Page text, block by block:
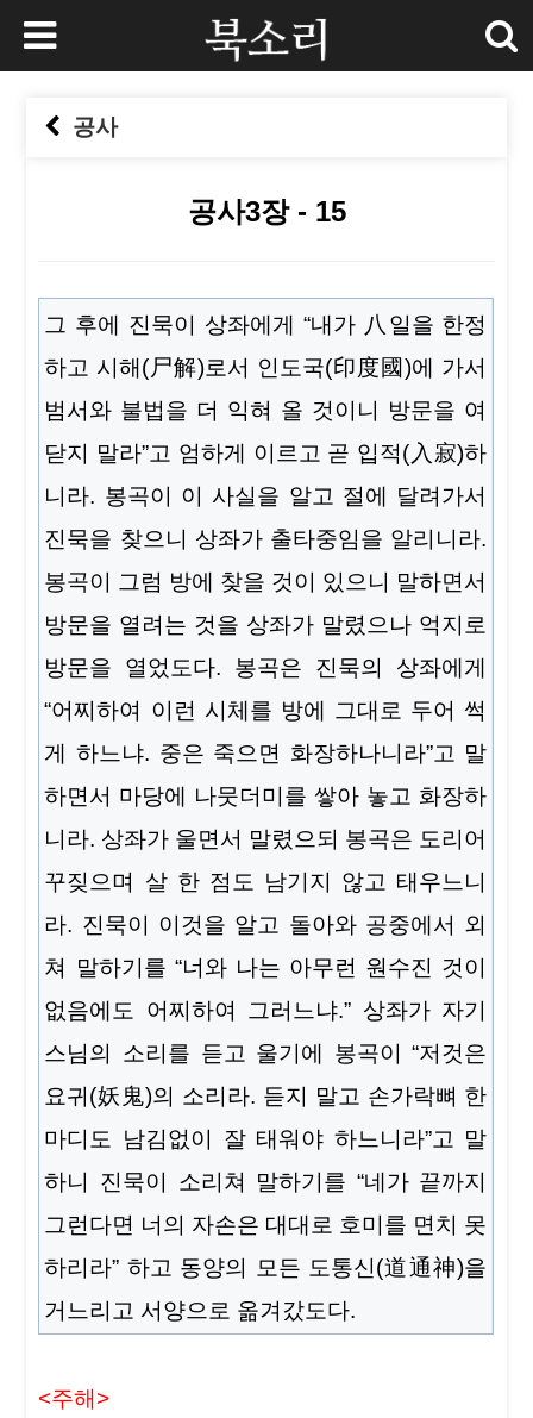
공사
공사3장 - 15
본문
그 후에 진묵이 상좌에게 “내가 八일을 한정
하고 시해(尸解)로서 인도국(印度國)에 가서
범서와 불법을 더 익혀 올 것이니 방문을 여
닫지 말라”고 엄하게 이르고 곧 입적(入寂)하
니라. 봉곡이 이 사실을 알고 절에 달려가서
진묵을 찾으니 상좌가 출타중임을 알리니라.
봉곡이 그럼 방에 찾을 것이 있으니 말하면서
방문을 열려는 것을 상좌가 말렸으나 억지로
방문을 열었도다. 봉곡은 진묵의 상좌에게
“어찌하여 이런 시체를 방에 그대로 두어 썩
게 하느냐. 중은 죽으면 화장하나니라”고 말
하면서 마당에 나뭇더미를 쌓아 놓고 화장하
니라. 상좌가 울면서 말렸으되 봉곡은 도리어
꾸짖으며 살 한 점도 남기지 않고 태우느니
라. 진묵이 이것을 알고 돌아와 공중에서 외
쳐 말하기를 “너와 나는 아무런 원수진 것이
없음에도 어찌하여 그러느냐.” 상좌가 자기
스님의 소리를 듣고 울기에 봉곡이 “저것은
요귀(妖鬼)의 소리라. 듣지 말고 손가락뼈 한
마디도 남김없이 잘 태워야 하느니라”고 말
하니 진묵이 소리쳐 말하기를 “네가 끝까지
그런다면 너의 자손은 대대로 호미를 면치 못
하리라” 하고 동양의 모든 도통신(道通神)을
거느리고 서양으로 옮겨갔도다.
<주해>